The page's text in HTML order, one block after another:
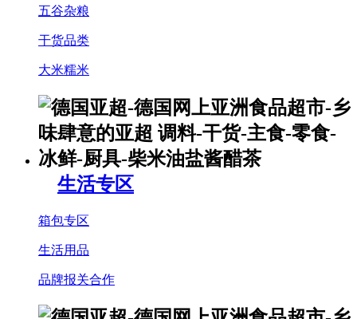
五谷杂粮
干货品类
大米糯米
生活专区
箱包专区
生活用品
品牌报关合作